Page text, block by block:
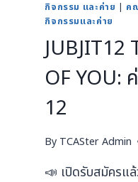
กิจกรรม และค่าย ค
กิจกรรมและค่าย
JUBJIT12
OF YOU:
12
By TCASter Admin
📣 เปิดรับสมัครแ